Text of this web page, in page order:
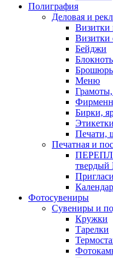
Полиграфия
Деловая и
Визитки
Визитки
Бейджи
Меню
Бирки,
Печати,
Печатная и
твердый
Фотосувениры
Сувениры и
Кружки
Тарелки